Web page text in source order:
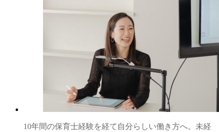
10年間の保育士経験を経て自分らしい働き方へ。未経